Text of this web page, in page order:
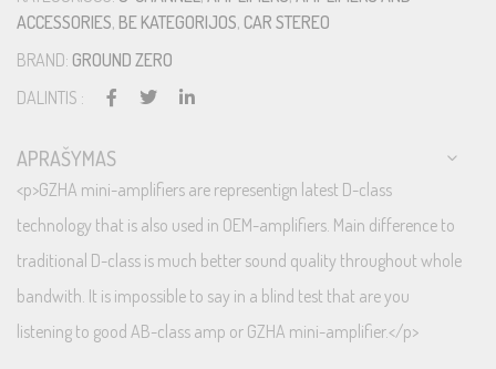
ACCESSORIES, BE KATEGORIJOS, CAR STEREO
BRAND: GROUND ZERO
DALINTIS :
APRAŠYMAS
<p>GZHA mini-amplifiers are representign latest D-class
technology that is also used in OEM-amplifiers. Main difference to
traditional D-class is much better sound quality throughout whole
bandwith. It is impossible to say in a blind test that are you
listening to good AB-class amp or GZHA mini-amplifier.</p>